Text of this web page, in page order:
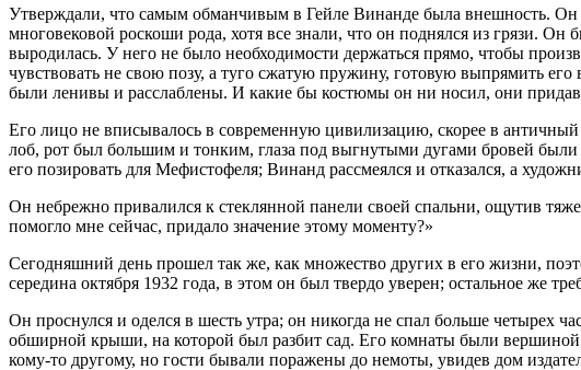
Утверждали, что самым обманчивым в Гейле Винанде была внешность. Он
многовековой роскоши рода, хотя все знали, что он поднялся из грязи. Он
выродилась. У него не было необходимости держаться прямо, чтобы
чувствовать не свою позу, а туго сжатую пружину, готовую выпрямить
были ленивы и расслаблены. И какие бы костюмы он ни носил, они
Его лицо не вписывалось в современную цивилизацию, скорее в
лоб, рот был большим и тонким, глаза под выгнутыми дугами бровей
его позировать для Мефистофеля; Винанд рассмеялся и отказался, а
Он небрежно привалился к стеклянной панели своей спальни, ощутив
помогло мне сейчас, придало значение этому моменту?»
Сегодняшний день прошел так же, как множество других в его жизни,
середина октября 1932 года, в этом он был твердо уверен; остальное же
Он проснулся и оделся в шесть утра; он никогда не спал больше четырех
обширной крыши, на которой был разбит сад. Его комнаты были
кому-то другому, но гости бывали поражены до немоты, увидев дом